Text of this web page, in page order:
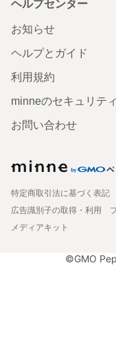
ヘルプセンター
お知らせ
ヘルプとガイド
利用規約
minneのセキュリティ
お問い合わせ
特定商取引法に基づく表記
広告識別子の取得・利用
メディアキット
©GMO